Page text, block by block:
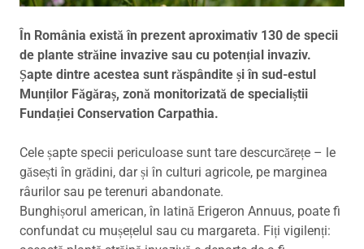
În România există în prezent aproximativ 130 de specii
de plante străine invazive sau cu potențial invaziv.
Șapte dintre acestea sunt răspândite și în sud-estul
Munților Făgăraș, zonă monitorizată de specialiștii
Fundației Conservation Carpathia.
Cele șapte specii periculoase sunt tare descurcărețe – le
găsești în grădini, dar și în culturi agricole, pe marginea
râurilor sau pe terenuri abandonate.
Bunghișorul american, în latină Erigeron Annuus, poate fi
confundat cu mușețelul sau cu margareta. Fiți vigilenți: